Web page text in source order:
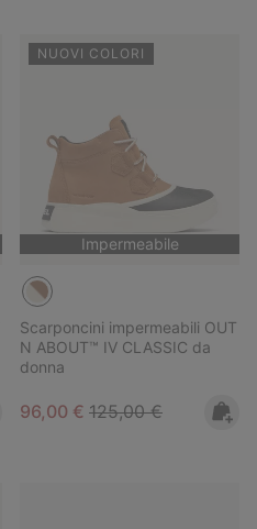
NUOVI COLORI
Impermeabile
Scarponcini impermeabili OUT
N ABOUT™ IV CLASSIC da
donna
Sale price:
96,00 € Regular price:
125,00 €